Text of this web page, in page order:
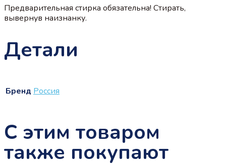
Предварительная стирка обязательна! Стирать,
вывернув наизнанку.
Детали
Бренд Россия
С этим товаром
также покупают